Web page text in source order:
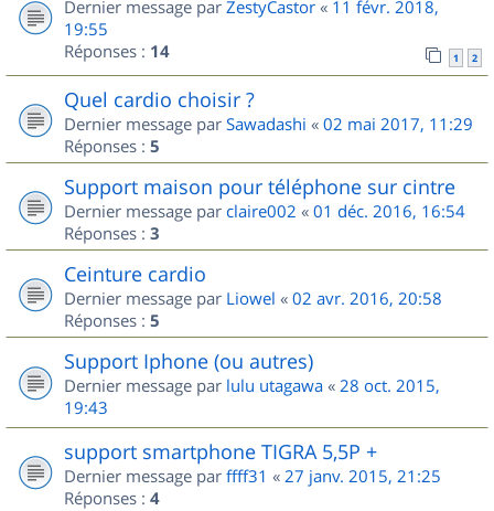
Dernier message par ZestyCastor « 11 févr. 2018,
19:55
Réponses : 14 1 2
Quel cardio choisir ?
Dernier message par Sawadashi « 02 mai 2017, 11:29
Réponses : 5
Support maison pour téléphone sur cintre
Dernier message par claire002 « 01 déc. 2016, 16:54
Réponses : 3
Ceinture cardio
Dernier message par Liowel « 02 avr. 2016, 20:58
Réponses : 5
Support Iphone (ou autres)
Dernier message par lulu utagawa « 28 oct. 2015,
19:43
support smartphone TIGRA 5,5P +
Dernier message par ffff31 « 27 janv. 2015, 21:25
Réponses : 4